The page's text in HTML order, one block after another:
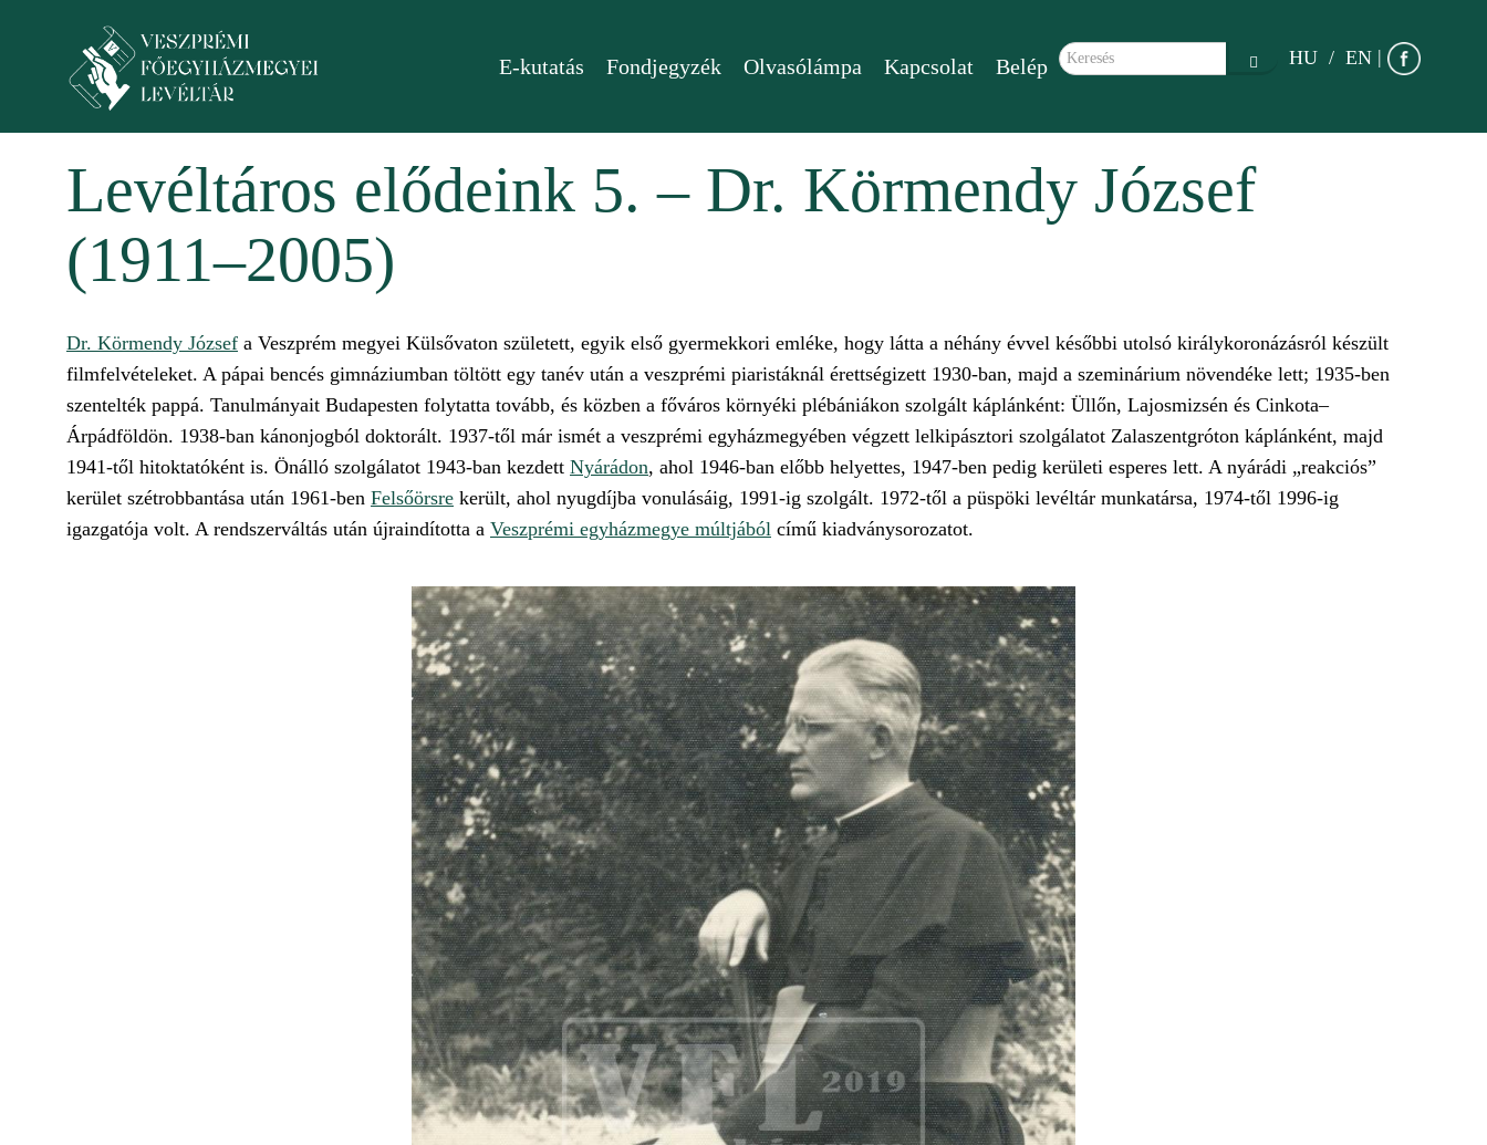
E-kutatás Fondjegyzék Olvasólámpa Kapcsolat Belép |
HU EN
Keresés űrlap
Levéltáros elődeink 5. – Dr. Körmendy József
(1911–2005)
Dr. Körmendy József a Veszprém megyei Külsővaton született, egyik első gyermekkori emléke, hogy látta a néhány évvel későbbi utolsó királykoronázásról készült
filmfelvételeket. A pápai bencés gimnáziumban töltött egy tanév után a veszprémi piaristáknál érettségizett 1930-ban, majd a szeminárium növendéke lett; 1935-ben
szentelték pappá. Tanulmányait Budapesten folytatta tovább, és közben a főváros környéki plébániákon szolgált káplánként: Üllőn, Lajosmizsén és Cinkota–
Árpádföldön. 1938-ban kánonjogból doktorált. 1937-től már ismét a veszprémi egyházmegyében végzett lelkipásztori szolgálatot Zalaszentgróton káplánként, majd
1941-től hitoktatóként is. Önálló szolgálatot 1943-ban kezdett Nyárádon, ahol 1946-ban előbb helyettes, 1947-ben pedig kerületi esperes lett. A nyárádi „reakciós”
kerület szétrobbantása után 1961-ben Felsőörsre került, ahol nyugdíjba vonulásáig, 1991-ig szolgált. 1972-től a püspöki levéltár munkatársa, 1974-től 1996-ig
igazgatója volt. A rendszerváltás után újraindította a Veszprémi egyházmegye múltjából című kiadványsorozatot.